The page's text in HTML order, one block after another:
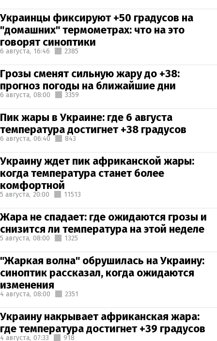
Украинцы фиксируют +50 градусов на
"домашних" термометрах: что на это
говорят синоптики
6 августа, 16:46 2385
Грозы сменят сильную жару до +38:
прогноз погоды на ближайшие дни
6 августа, 08:00 3359
Пик жары в Украине: где 6 августа
температура достигнет +38 градусов
6 августа, 06:40 843
Украину ждет пик африканской жары:
когда температура станет более
комфортной
5 августа, 20:00 11513
Жара не спадает: где ожидаются грозы и
снизится ли температура на этой неделе
5 августа, 08:00 1325
"Жаркая волна" обрушилась на Украину:
синоптик рассказал, когда ожидаются
изменения
4 августа, 08:00 2351
Украину накрывает африканская жара:
где температура достигнет +39 градусов
4 августа, 07:33 918